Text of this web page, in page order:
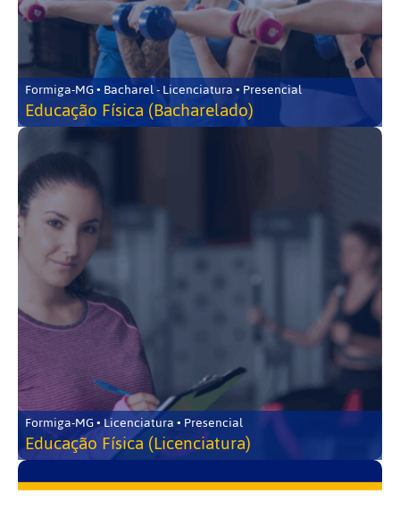
Formiga-MG • Bacharel - Licenciatura • Presencial
Educação Física (Bacharelado)
Formiga-MG • Licenciatura • Presencial
Educação Física (Licenciatura)